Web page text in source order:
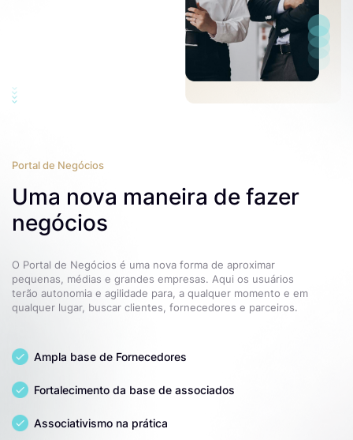
Portal de Negócios
Uma nova maneira de fazer
negócios
O Portal de Negócios é uma nova forma de aproximar
pequenas, médias e grandes empresas. Aqui os usuários
terão autonomia e agilidade para, a qualquer momento e em
qualquer lugar, buscar clientes, fornecedores e parceiros.
Ampla base de Fornecedores
Fortalecimento da base de associados
Associativismo na prática